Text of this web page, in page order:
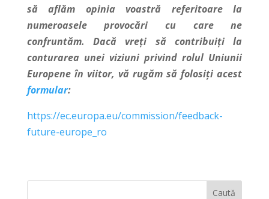
să aflăm opinia voastră referitoare la
numeroasele provocări cu care ne
confruntăm. Dacă vreți să contribuiți la
conturarea unei viziuni privind rolul Uniunii
Europene în viitor, vă rugăm să folosiți acest
formular:
https://ec.europa.eu/commission/feedback-
future-europe_ro
Caută